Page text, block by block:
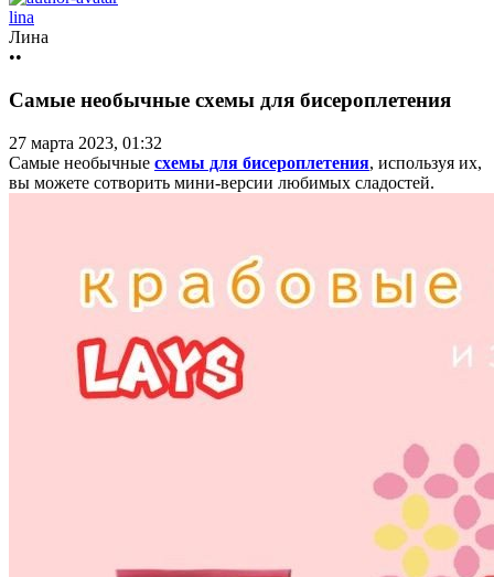
lina
Лина
••
Самые необычные схемы для бисероплетения
27 марта 2023, 01:32
Самые необычные схемы для бисероплетения, используя их,
вы можете сотворить мини-версии любимых сладостей.